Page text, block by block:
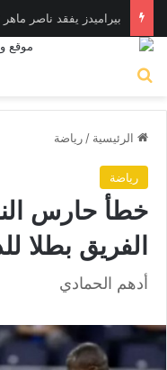
بيراميدز يفقد ناصر ماهر 10 أيام بسبب الإصابة
الرئيسية / رياضة
رياضة
خطأ حارس
الفريق بطلا
أدهم الحمادي